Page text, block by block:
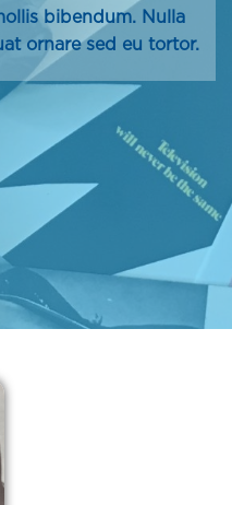
bibendum. Nulla
ornare sed eu tortor.